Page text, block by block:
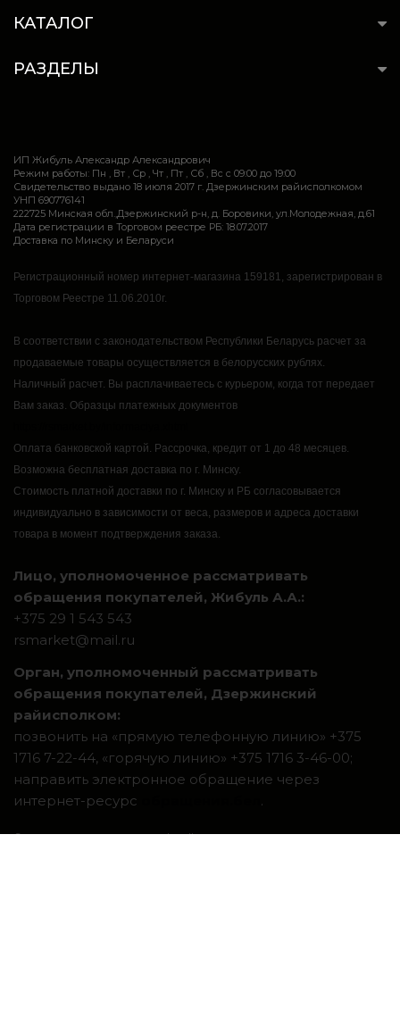
КАТАЛОГ
РАЗДЕЛЫ
ИП Жибуль Александр Александрович
Режим работы: Пн , Вт , Ср , Чт , Пт , Сб , Вс c 09:00 до 19:00
Свидетельство выдано 18 июля 2017 г. Дзержинским райисполкомом
УНП 690776141
222725 Минская обл.,Дзержинский р-н, д. Боровики, ул.Молодежная, д.61
Дата регистрации в Торговом реестре РБ: 18.07.2017
Доставка по Минску и Беларуси
Регистрационный номер интернет-магазина 159181, зарегистрирован в
Торговом Реестре 11.06.2010г.
В соответствии с законодательством Республики Беларусь расчет за
продаваемые товары осуществляется в белорусских рублях.
Наличный расчет. Вы расплачиваетесь с курьером, когда тот передает
Вам заказ. Образцы платежных документов
Оплата банковской картой. Рассрочка, кредит от 1 до 48 месяцев.
Возможна бесплатная доставка по г. Минску.
Стоимость платной доставки по г. Минску и РБ согласовывается
индивидуально в зависимости от веса, размеров и адреса доставки
товара в момент подтверждения заказа.
Лицо, уполномоченное рассматривать
обращения покупателей, Жибуль А.А.:
+375 29 1 543 543
rsmarket@mail.ru
Орган, уполномоченный рассматривать
обращения покупателей, Дзержинский
райисполком:
позвонить на «прямую телефонную линию» +375
1716 7-22-44, «горячую линию» +375 1716 3-46-00;
направить электронное обращение через
интернет-ресурс
.
Система интернет-магазинов beseller